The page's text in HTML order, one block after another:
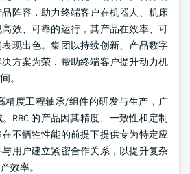
阵容，助力终端客户在机器人、机床
效、可靠的运行，其产品在效率、可
现出色。集团以持续创新、产品数字
方案为荣，帮助终端客户提升动力机
。
精度工程轴承/组件的研发与生产，广
RBC 的产品因其精度、一致性和定制
不牺牲性能的前提下提供专为特定应
用户建立紧密合作关系，以提升复杂
效率。